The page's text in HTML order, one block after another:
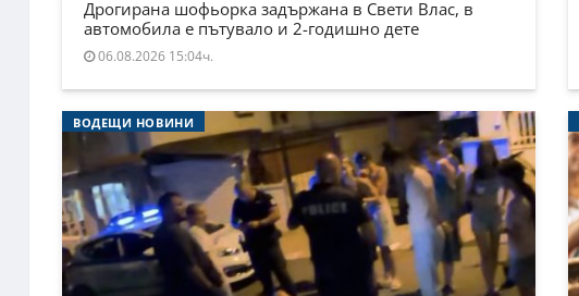
Дрогирана шофьорка задържана в Свети Влас, в
автомобила е пътувало и 2-годишно дете
06.08.2026 15:04ч.
ВОДЕЩИ НОВИНИ